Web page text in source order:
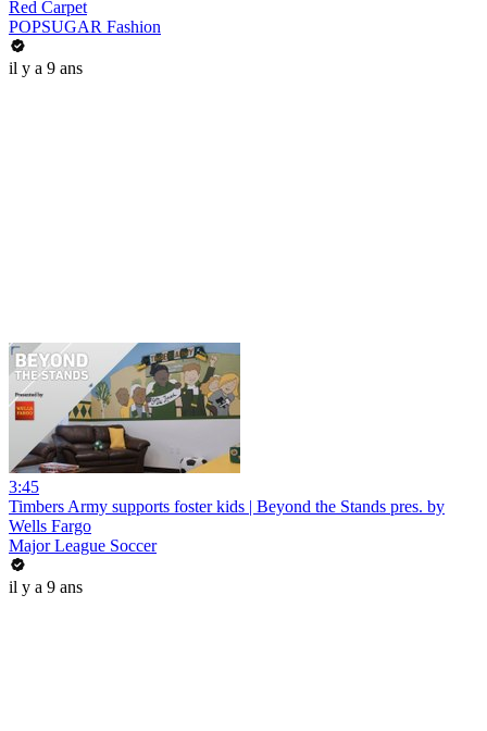
Red Carpet
POPSUGAR Fashion
il y a 9 ans
3:45
Timbers Army supports foster kids | Beyond the Stands pres. by
Wells Fargo
Major League Soccer
il y a 9 ans